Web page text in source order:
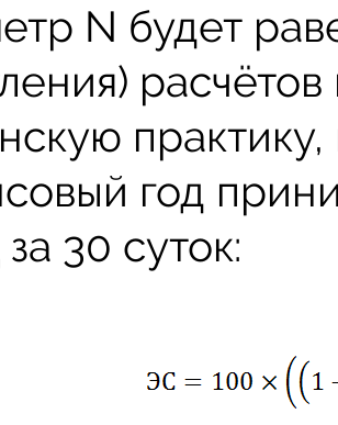
N будет
год
30 суток: